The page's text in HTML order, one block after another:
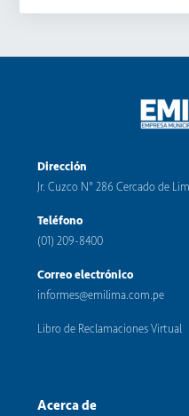
Dirección
Jr. Cuzco N° 286 Cercado de
Teléfono
(01) 209-8400
Correo electrónico
informes@emilima.com.pe
Libro de Reclamaciones Virtual
Acerca de